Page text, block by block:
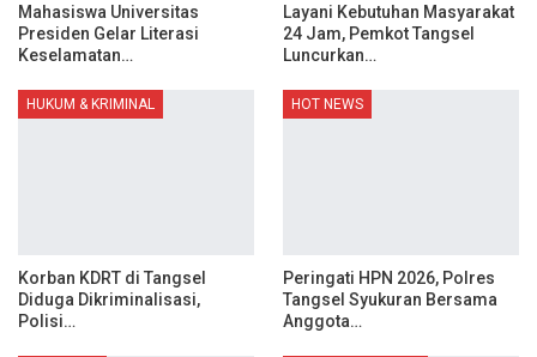
Mahasiswa Universitas
Presiden Gelar Literasi
Keselamatan…
Layani Kebutuhan Masyarakat
24 Jam, Pemkot Tangsel
Luncurkan…
HUKUM & KRIMINAL
Korban KDRT di Tangsel
Diduga Dikriminalisasi,
Polisi…
HOT NEWS
Peringati HPN 2026, Polres
Tangsel Syukuran Bersama
Anggota…